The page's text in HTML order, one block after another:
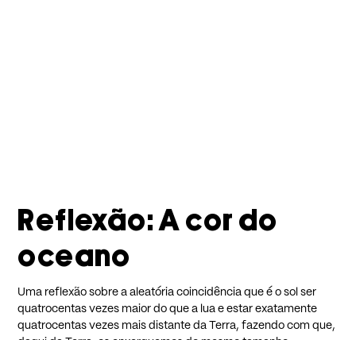
Reflexão: A cor do
oceano
Uma reflexão sobre a aleatória coincidência que é o sol ser
quatrocentas vezes maior do que a lua e estar exatamente
quatrocentas vezes mais distante da Terra, fazendo com que,